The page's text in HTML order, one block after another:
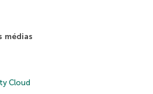
médias
Cloud